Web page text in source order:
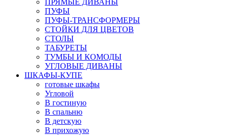
ПРЯМЫЕ ДИВАНЫ
ПУФЫ
ПУФЫ-ТРАНСФОРМЕРЫ
СТОЙКИ ДЛЯ ЦВЕТОВ
СТОЛЫ
ТАБУРЕТЫ
ТУМБЫ И КОМОДЫ
УГЛОВЫЕ ДИВАНЫ
ШКАФЫ-КУПЕ
готовые шкафы
Угловой
В гостиную
В спальню
В детскую
В прихожую